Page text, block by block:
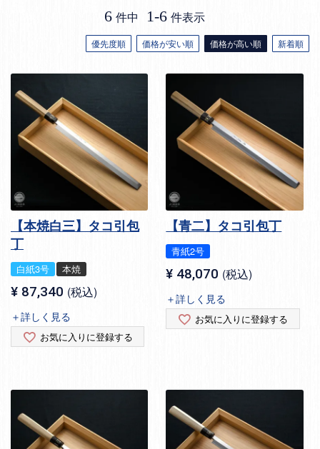
優先度順 価格が安い順 価格が高い順 新着順
6 件中 1-6 件表示
【本焼白三】タコ引包
丁
白紙3号 本焼
¥ 87,340 税込
＋詳しく見る
お気に入りに登録する
【青二】タコ引包丁
青紙2号
¥ 48,070 税込
＋詳しく見る
お気に入りに登録する